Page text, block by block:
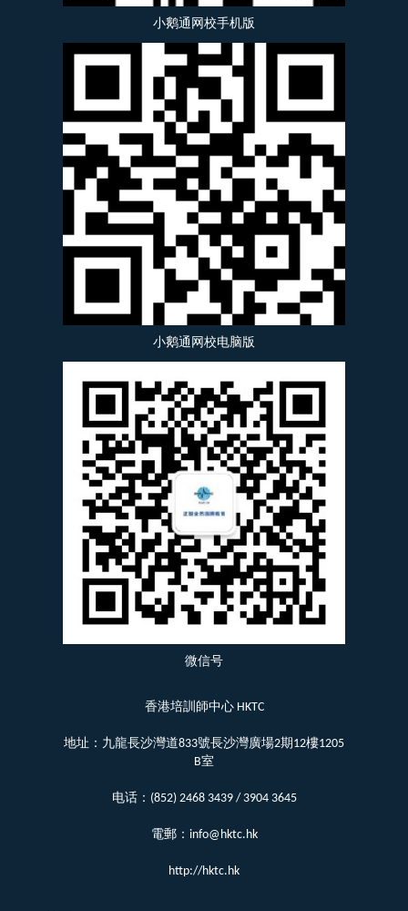
小鹅通网校手机版
小鹅通网校电脑版
微信号
香港培訓師中心 HKTC
地址：九龍長沙灣道833號長沙灣廣場2期12樓1205
B室
电话：(852) 2468 3439 / 3904 3645
電郵：info@hktc.hk
http://hktc.hk